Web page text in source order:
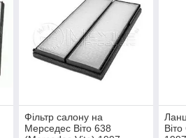
Фільтр салону на
Мерседес Віто 638